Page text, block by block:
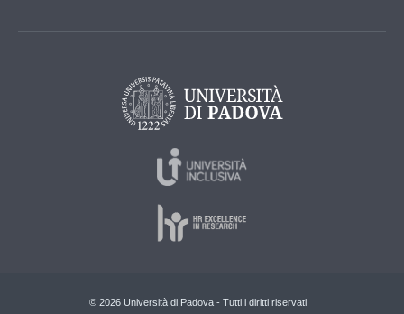
© 2026 Università di Padova - Tutti i diritti riservati